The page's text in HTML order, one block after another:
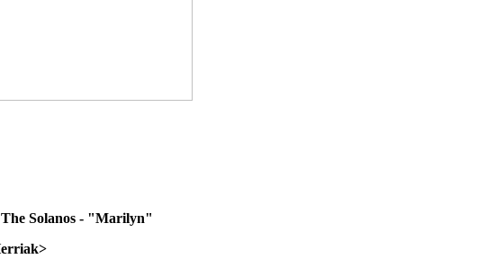
The Solanos - "Marilyn"
>